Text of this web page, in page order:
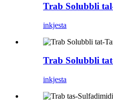
Trab Solubbli
inkjesta
Trab Solubbli
inkjesta